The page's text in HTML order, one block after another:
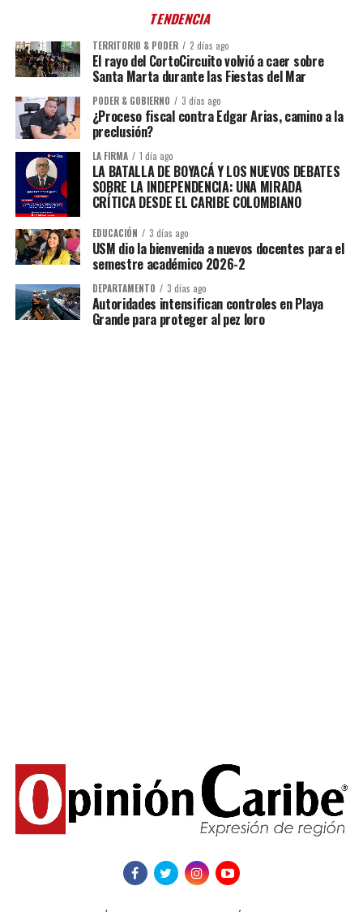
TENDENCIA
TERRITORIO & PODER 2 días ago
El rayo del CortoCircuito volvió a caer sobre
Santa Marta durante las Fiestas del Mar
PODER & GOBIERNO 3 días ago
¿Proceso fiscal contra Edgar Arias, camino a la
preclusión?
LA FIRMA 1 día ago
LA BATALLA DE BOYACÁ Y LOS NUEVOS DEBATES
SOBRE LA INDEPENDENCIA: UNA MIRADA
CRÍTICA DESDE EL CARIBE COLOMBIANO
EDUCACIÓN 3 días ago
USM dio la bienvenida a nuevos docentes para el
semestre académico 2026-2
DEPARTAMENTO 3 días ago
Autoridades intensifican controles en Playa
Grande para proteger al pez loro